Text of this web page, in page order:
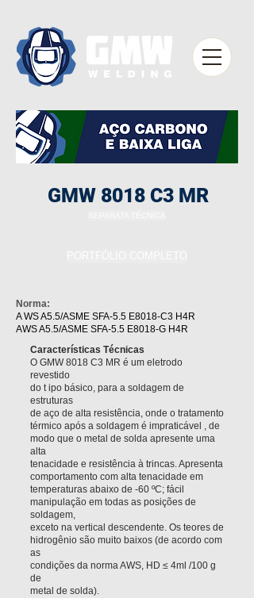
GMW 8018 C3 MR
Norma:
A WS A5.5/ASME SFA-5.5 E8018-C3 H4R
AWS A5.5/ASME SFA-5.5 E8018-G H4R
Características Técnicas
O GMW 8018 C3 MR é um eletrodo
revestido
do t ipo básico, para a soldagem de
estruturas
de aço de alta resistência, onde o tratamento
térmico após a soldagem é impraticável , de
modo que o metal de solda apresente uma
alta
tenacidade e resistência à trincas. Apresenta
comportamento com alta tenacidade em
temperaturas abaixo de -60 ºC; fácil
manipulação em todas as posições de
soldagem,
exceto na vertical descendente. Os teores de
hidrogênio são muito baixos (de acordo com
as
condições da norma AWS, HD ≤ 4ml /100 g
de
metal de solda).